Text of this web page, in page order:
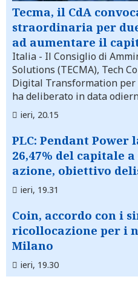
Tecma, il CdA
straordinaria per
ad aumentare il
Italia - Il Consiglio di
Solutions (TECMA), Tech
Digital Transformation per
ha deliberato in data
ieri, 20.15
PLC: Pendant Power
26,47% del capitale
azione, obiettivo
ieri, 19.31
Coin, accordo con i
ricollocazione per i
Milano
ieri, 19.30